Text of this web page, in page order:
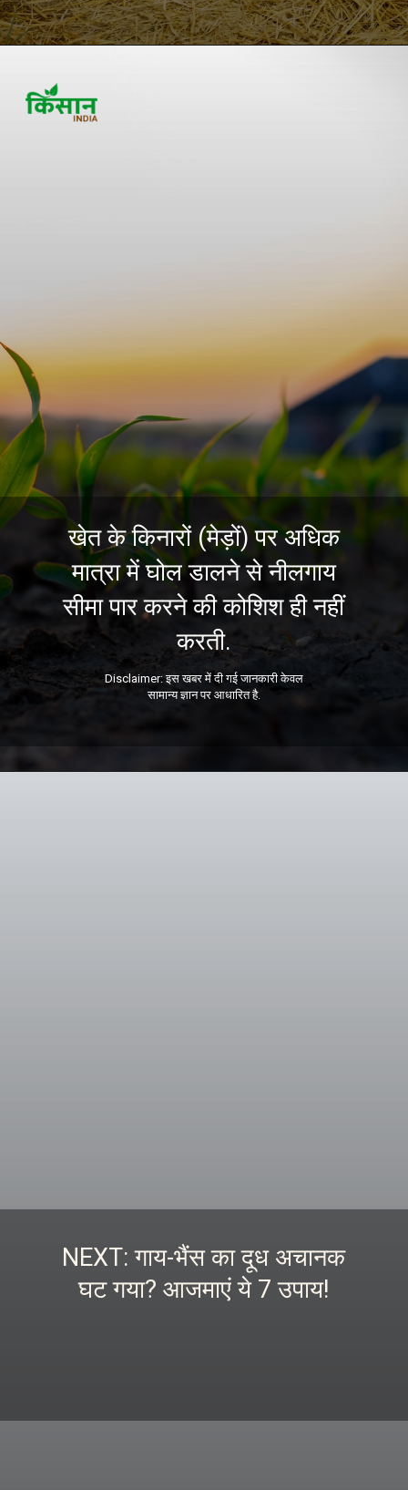
खेत के किनारों (मेड़ों) पर अधिक
मात्रा में घोल डालने से नीलगाय
सीमा पार करने की कोशिश ही नहीं
करती.
Disclaimer: इस खबर में दी गई जानकारी केवल
सामान्य ज्ञान पर आधारित है.
NEXT: गाय-भैंस का दूध अचानक
घट गया? आजमाएं ये 7 उपाय!